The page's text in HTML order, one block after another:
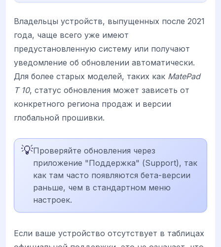
Владельцы устройств, выпущенных после 2021
года, чаще всего уже имеют
предустановленную систему или получают
уведомление об обновлении автоматически.
Для более старых моделей, таких как MatePad
T 10, статус обновления может зависеть от
конкретного региона продаж и версии
глобальной прошивки.
💡Проверяйте обновления через
приложение "Поддержка" (Support), так
как там часто появляются бета-версии
раньше, чем в стандартном меню
настроек.
Если ваше устройство отсутствует в таблицах